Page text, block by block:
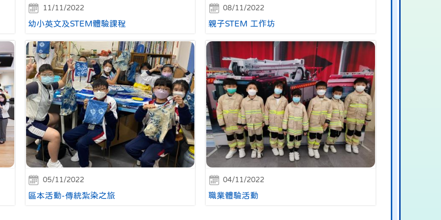
11/11/2022
幼小英文及STEM體驗課程
08/11/2022
親子STEM 工作坊
05/11/2022
區本活動-傳統紮染之旅
04/11/2022
職業體驗活動